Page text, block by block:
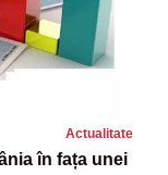
Actualitate
în fața unei